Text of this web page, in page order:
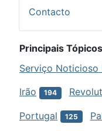
Contacto
Principais Tópicos
Serviço Noticioso
Irão 194
Portugal 125